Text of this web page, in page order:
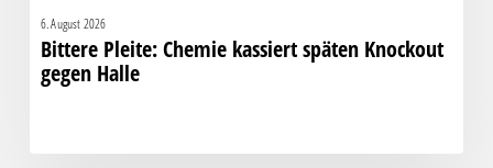
6. August 2026
Bittere Pleite: Chemie kassiert späten Knockout
gegen Halle